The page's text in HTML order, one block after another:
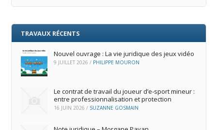
TRAVAUX RÉCENTS
Nouvel ouvrage : La vie juridique des jeux vidéo
9 JUILLET 2026 / PHILIPPE MOURON
Le contrat de travail du joueur d’e‑sport mineur :
entre professionnalisation et protection
16 JUIN 2026 / SUZANNE GOSMAIN